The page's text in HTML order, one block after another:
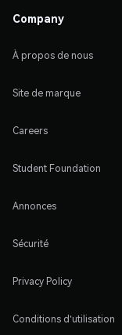
Company
À propos de nous
Site de marque
Careers
Student Foundation
Annonces
Sécurité
Privacy Policy
Conditions d'utilisation